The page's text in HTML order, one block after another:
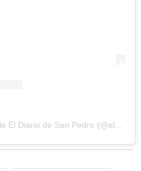
Una publicación compartida de El Diario de San Pedro (@eldiariosanpedro)